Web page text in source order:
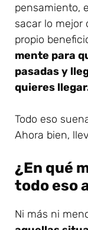
pensamiento,
sacar lo mejor
propio
mente para
pasadas y
quieres
Todo eso
Ahora bien,
¿En qué
todo eso
Ni más ni